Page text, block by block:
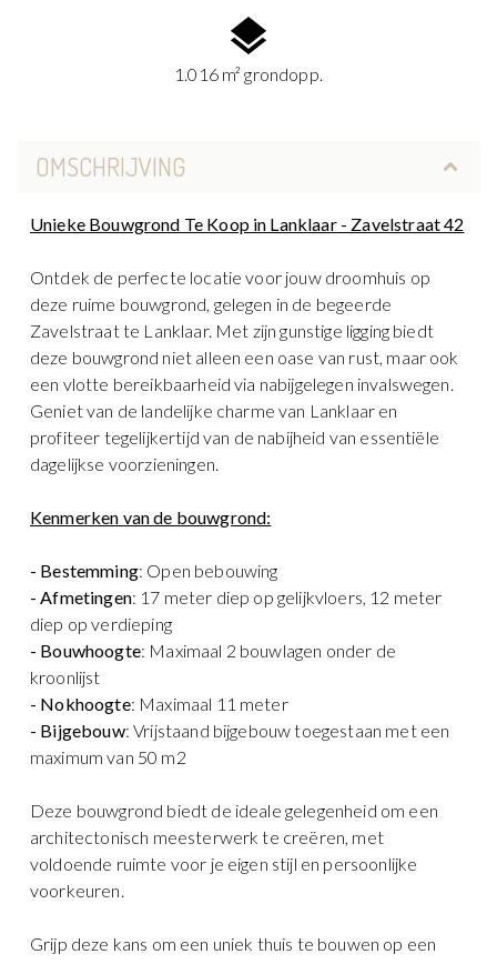
1.016 m² grondopp.
OMSCHRIJVING
Unieke Bouwgrond Te Koop in Lanklaar - Zavelstraat 42
Ontdek de perfecte locatie voor jouw droomhuis op
deze ruime bouwgrond, gelegen in de begeerde
Zavelstraat te Lanklaar. Met zijn gunstige ligging biedt
deze bouwgrond niet alleen een oase van rust, maar ook
een vlotte bereikbaarheid via nabijgelegen invalswegen.
Geniet van de landelijke charme van Lanklaar en
profiteer tegelijkertijd van de nabijheid van essentiële
dagelijkse voorzieningen.
Kenmerken van de bouwgrond:
- Bestemming: Open bebouwing
- Afmetingen: 17 meter diep op gelijkvloers, 12 meter
diep op verdieping
- Bouwhoogte: Maximaal 2 bouwlagen onder de
kroonlijst
- Nokhoogte: Maximaal 11 meter
- Bijgebouw: Vrijstaand bijgebouw toegestaan met een
maximum van 50 m2
Deze bouwgrond biedt de ideale gelegenheid om een
architectonisch meesterwerk te creëren, met
voldoende ruimte voor je eigen stijl en persoonlijke
voorkeuren.
Grijp deze kans om een uniek thuis te bouwen op een